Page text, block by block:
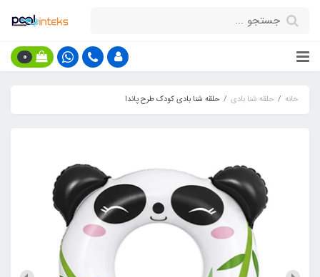
0
خانه حلقه شنا بادی حلقه شنا بادی کودک طرح پاندا